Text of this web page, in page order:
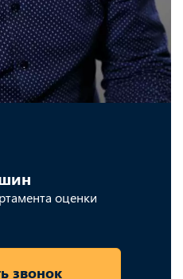
оценки
звонок